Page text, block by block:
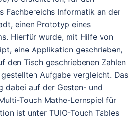
Fachbereichs Informatik an der
einen Prototyp eines
Hierfür wurde, mit Hilfe von
eine Applikation geschrieben,
den Tisch geschriebenen Zahlen
Aufgabe vergleicht. Das
dabei auf der Gesten- und
Touch Mathe-Lernspiel für
ist unter TUIO-Touch Tables